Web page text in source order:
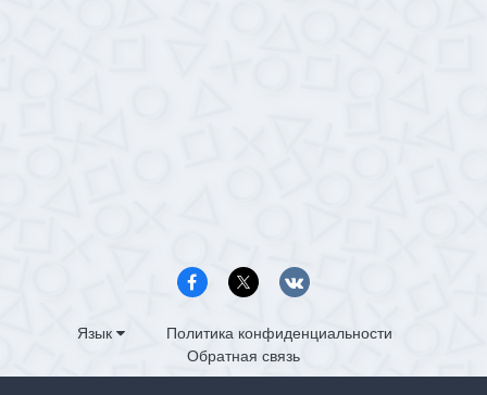
Язык
Политика конфиденциальности
Обратная связь